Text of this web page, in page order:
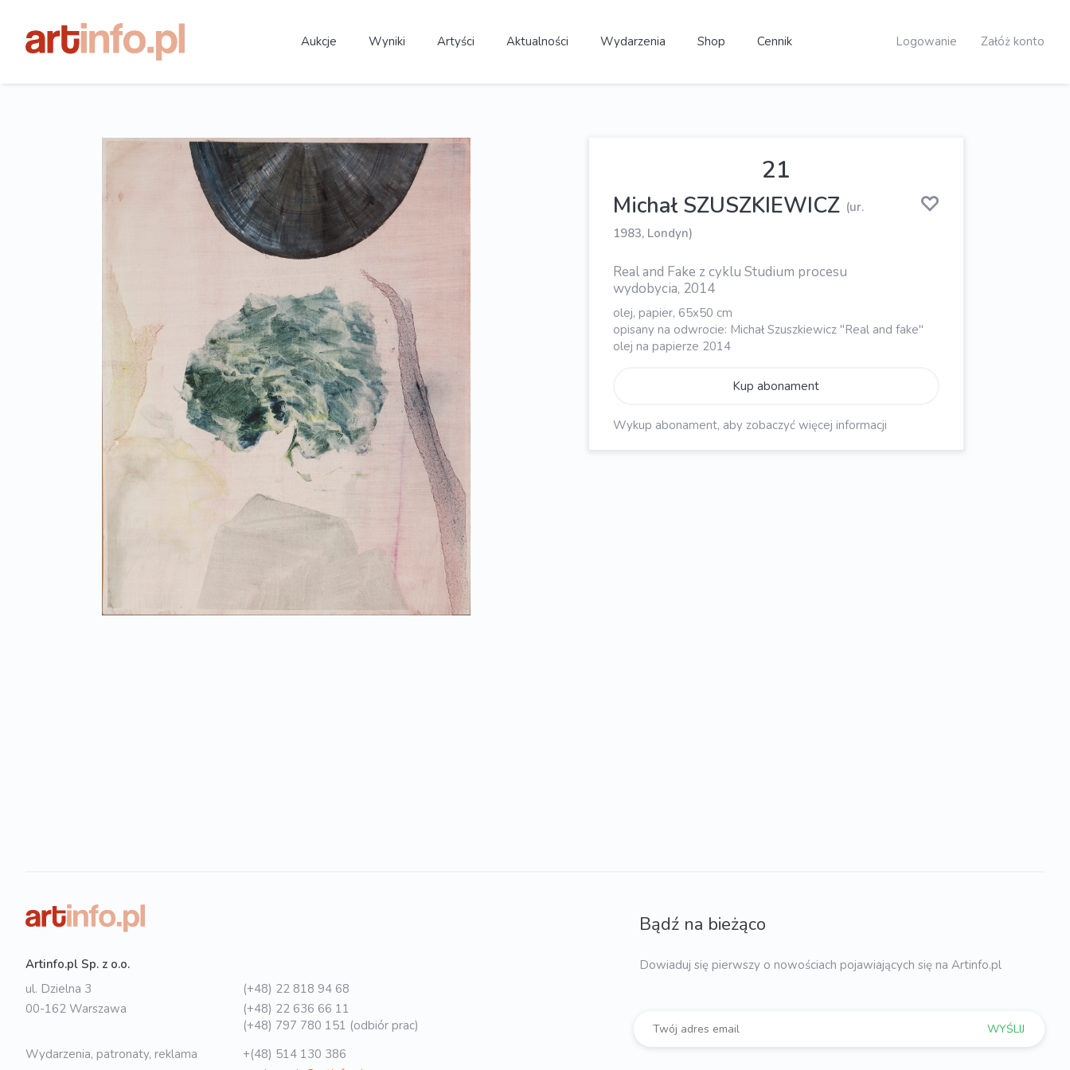
Aukcje Wyniki Artyści Aktualności Wydarzenia Shop Cennik Logowanie Załóż konto
21
Michał SZUSZKIEWICZ (ur.
1983, Londyn)
Real and Fake z cyklu Studium procesu
wydobycia, 2014
olej, papier, 65x50 cm
opisany na odwrocie: Michał Szuszkiewicz "Real and fake"
olej na papierze 2014
Kup abonament
Wykup abonament, aby zobaczyć więcej informacji
Artinfo.pl Sp. z o.o.
ul. Dzielna 3
00-162 Warszawa
(+48) 22 818 94 68
(+48) 22 636 66 11
(+48) 797 780 151 (odbiór prac)
Wydarzenia, patronaty, reklama
+(48) 514 130 386
Bądź na bieżąco
Dowiaduj się pierwszy o nowościach pojawiających się na Artinfo.pl
WYŚLIJ